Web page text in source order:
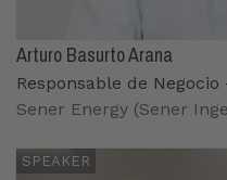
Arturo Basurto Arana
Responsable de
Sener Energy (Sener
SPEAKER